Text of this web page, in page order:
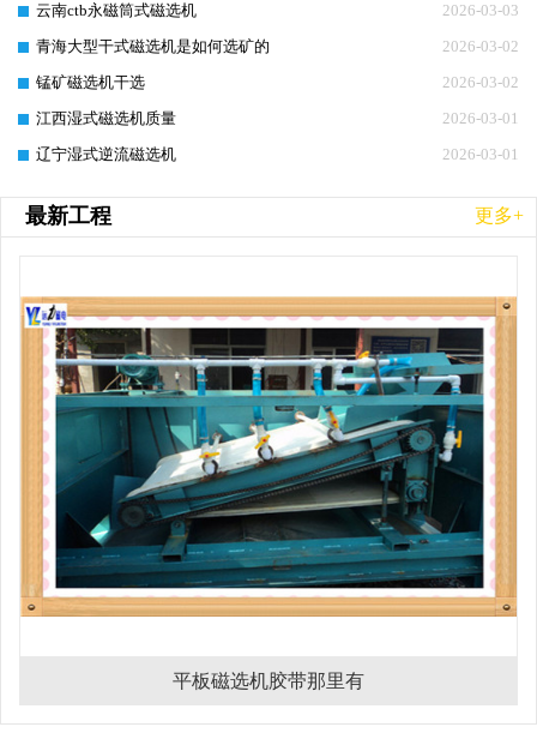
2026-03-03
云南ctb永磁筒式磁选机
2026-03-02
青海大型干式磁选机是如何选矿的
2026-03-02
锰矿磁选机干选
2026-03-01
江西湿式磁选机质量
2026-03-01
辽宁湿式逆流磁选机
最新工程 更多+
平板磁选机胶带那里有